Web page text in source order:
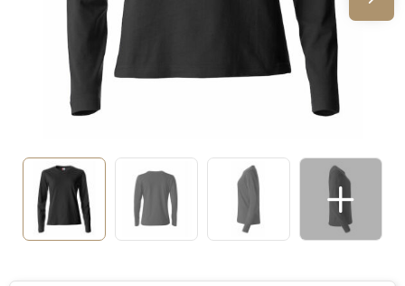
Zomergeschenken
Zomerpakketten